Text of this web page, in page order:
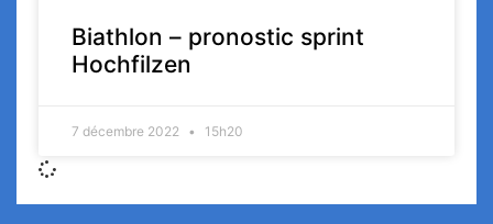
Biathlon – pronostic sprint
Hochfilzen
7 décembre 2022 15h20